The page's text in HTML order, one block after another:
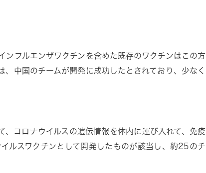
ンフルエンザワクチンを含めた既存のワクチンはこの方
中国のチームが開発に成功したとされており、少なく
、コロナウイルスの遺伝情報を体内に運び入れて、免疫
ルスワクチンとして開発したものが該当し、約25のチ